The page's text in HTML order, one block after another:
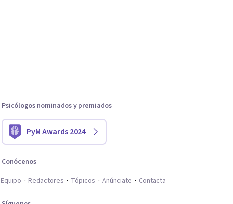
Psicólogos nominados y premiados
PyM Awards 2024
Conócenos
Equipo
Redactores Tópicos Anúnciate Contacta